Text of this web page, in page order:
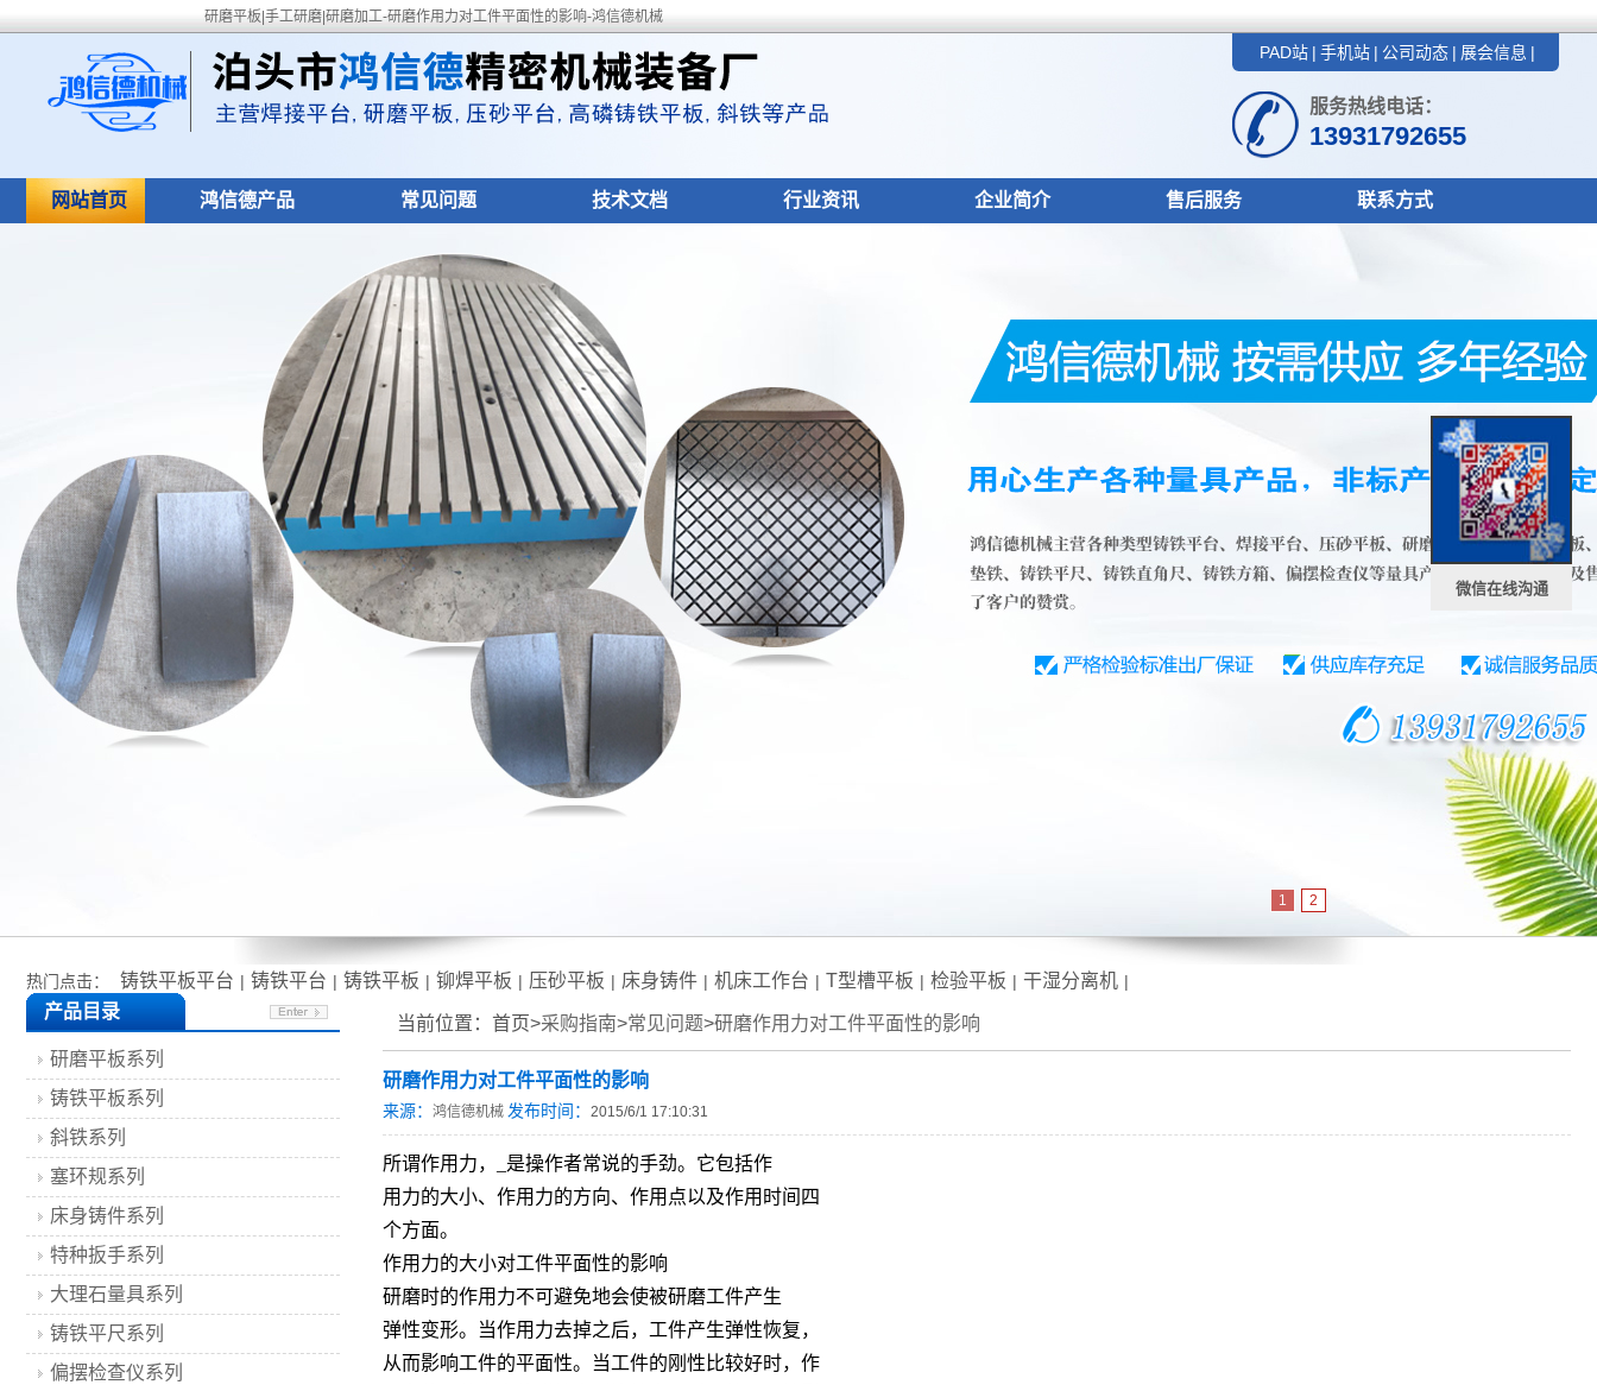
研磨平板|手工研磨|研磨加工-研磨作用力对工件平面性的影响-鸿信德机械
PAD站 | 手机站 | 公司动态 | 展会信息 |
服务热线电话：
13931792655
网站首页 鸿信德产品 常见问题 技术文档 行业资讯 企业简介 售后服务 联系方式
1 2
热门点击： 铸铁平板平台 | 铸铁平台 | 铸铁平板 | 铆焊平板 | 压砂平板 | 床身铸件 | 机床工作台 | T型槽平板 | 检验平板 | 干湿分离机 |
当前位置： 首页>采购指南>常见问题>研磨作用力对工件平面性的影响
研磨作用力对工件平面性的影响
来源： 鸿信德机械 发布时间： 2015/6/1 17:10:31
所谓作用力，_是操作者常说的手劲。它包括作
用力的大小、作用力的方向、作用点以及作用时间四
个方面。
作用力的大小对工件平面性的影响
研磨时的作用力不可避免地会使被研磨工件产生
弹性变形。当作用力去掉之后，工件产生弹性恢复，
从而影响工件的平面性。当工件的刚性比较好时，作
产品目录
研磨平板系列
铸铁平板系列
斜铁系列
塞环规系列
床身铸件系列
特种扳手系列
大理石量具系列
铸铁平尺系列
偏摆检查仪系列
微信在线沟通